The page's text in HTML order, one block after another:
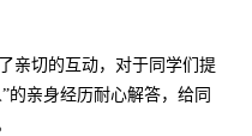
亲切的互动，对于同学们提
的亲身经历耐心解答，给同